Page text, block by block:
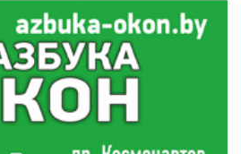
Георгий.
– Я хорошо
Думаю, это была
не все. Я точно знаю, в
Например, в партии с
Алексеем Куницей у меня
но из-за недостатка
совсем грамотно распределил,